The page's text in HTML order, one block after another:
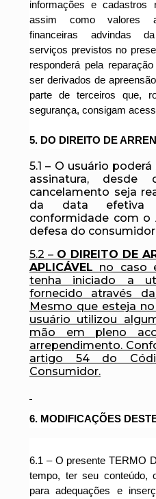
informações e cadastros
assim como valores
financeiras advindas
serviços previstos no
responderá pela
ser derivados de
parte de terceiros que,
segurança, consigam
5. DO DIREITO DE
5.1 – O usuário
assinatura,
cancelamento seja
da data efetiva
conformidade com o
defesa do
5.2 – O DIREITO DE
APLICÁVEL no caso
tenha iniciado a
fornecido através
Mesmo que esteja
usuário utilizou
mão em pleno
arrependimento.
artigo 54 do
Consumidor.
6. MODIFICAÇÕES
6.1 – O presente TERMO
tempo, ter seu conteúdo,
para adequações e